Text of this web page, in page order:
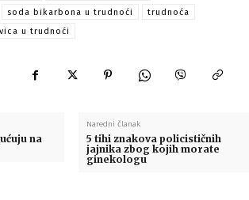
soda bikarbona u trudnoći
trudnoća
u trudnoći
na
Naredni članak
5 tihi znakova policističnih
jajnika zbog kojih morate
ginekologu